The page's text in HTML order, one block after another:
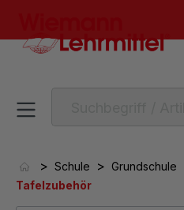
> Schule > Grundschule
Tafelzubehör